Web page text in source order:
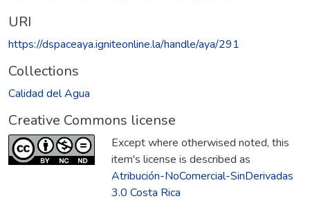
URI
https://dspaceaya.igniteonline.la/handle/aya/291
Collections
Calidad del Agua
Creative Commons license
Except where otherwised noted, this
item's license is described as
Atribución-NoComercial-SinDerivadas
3.0 Costa Rica